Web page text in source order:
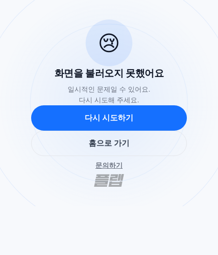
😢
화면을 불러오지 못했어요
일시적인 문제일 수 있어요.
다시 시도해 주세요.
다시 시도하기
홈으로 가기
문의하기